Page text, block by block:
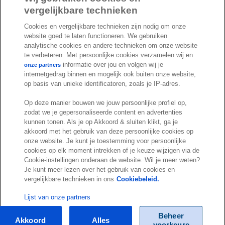
b
o
k
n
k
e
I
n
u
u
e
n
s
t
a
g
r
a
m
S
p
o
i
f
y
© Exact 2026
Cookie statement
Cookie settings
Marketing preferences
Disclaimer
Site conditions
Terms & conditions
vergelijkbare technieken
Cookies en vergelijkbare technieken zijn nodig om onze
website goed te laten functioneren. We gebruiken
analytische cookies en andere technieken om onze website
te verbeteren. Met persoonlijke cookies verzamelen wij en
onze partners informatie over jou en volgen wij je
internetgedrag binnen en mogelijk ook buiten onze website,
op basis van unieke identificatoren, zoals je IP-adres.
Op deze manier bouwen we jouw persoonlijke profiel op,
zodat we je gepersonaliseerde content en advertenties
kunnen tonen. Als je op Akkoord & sluiten klikt, ga je
akkoord met het gebruik van deze persoonlijke cookies op
onze website. Je kunt je toestemming voor persoonlijke
cookies op elk moment intrekken of je keuze wijzigen via de
Cookie-instellingen onderaan de website. Wil je meer weten?
Je kunt meer lezen over het gebruik van cookies en
vergelijkbare technieken in ons Cookiebeleid.
Lijst van onze partners
Beheer
Alles
Akkoord